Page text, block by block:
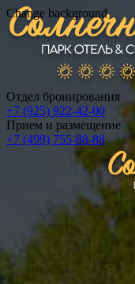
Change background
Отдел бронирования
+7 (925) 922-42-00
Прием и размещение
+7 (499) 755-88-88